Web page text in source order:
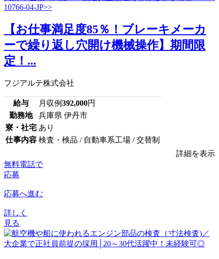
【お仕事満足度85％！ブレーキメーカ
ーで繰り返し穴開け機械操作】期間限
定！...
フジアルテ株式会社
給与 月収例392,000円
勤務地
兵庫県 伊丹市
寮・社宅 あり
仕事内容 検査・検品 / 自動車系工場 / 交替制
詳細を表示
無料電話で
応募
応募へ進む
詳しく
見る